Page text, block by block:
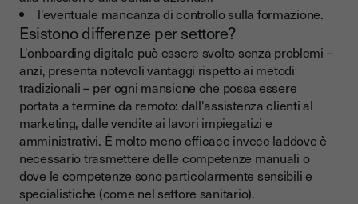
l'eventuale mancanza di controllo sulla formazione.
Esistono differenze per settore?
L'onboarding digitale può essere svolto senza problemi –
anzi, presenta notevoli vantaggi rispetto ai metodi
tradizionali – per ogni mansione che possa essere
portata a termine da remoto: dall'assistenza clienti al
marketing, dalle vendite ai lavori impiegatizi e
amministrativi. È molto meno efficace invece laddove è
necessario trasmettere delle competenze manuali o
dove le competenze sono particolarmente sensibili e
specialistiche (come nel settore sanitario).